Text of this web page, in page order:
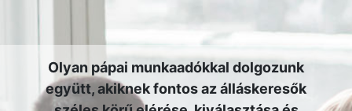
Olyan pápai munkaadókkal dolgozunk
együtt, akiknek fontos az álláskeresők